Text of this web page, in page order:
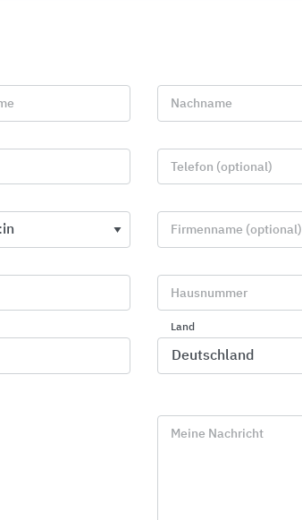
Nachname
Telefon (optional)
Firmenname (optional)
Hausnummer
Land
Meine Nachricht